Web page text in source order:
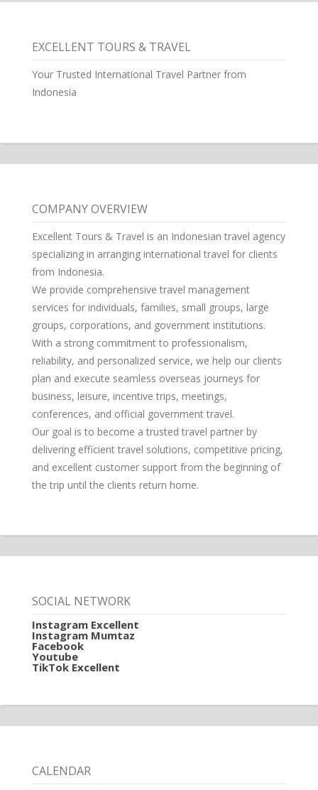
EXCELLENT TOURS & TRAVEL
Your Trusted International Travel Partner from
Indonesia
COMPANY OVERVIEW
Excellent Tours & Travel is an Indonesian travel agency
specializing in arranging international travel for clients
from Indonesia.
We provide comprehensive travel management
services for individuals, families, small groups, large
groups, corporations, and government institutions.
With a strong commitment to professionalism,
reliability, and personalized service, we help our clients
plan and execute seamless overseas journeys for
business, leisure, incentive trips, meetings,
conferences, and official government travel.
Our goal is to become a trusted travel partner by
delivering efficient travel solutions, competitive pricing,
and excellent customer support from the beginning of
the trip until the clients return home.
SOCIAL NETWORK
Instagram Excellent
Instagram Mumtaz
Facebook
Youtube
TikTok Excellent
CALENDAR